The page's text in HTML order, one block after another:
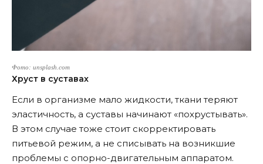
Фото: unsplash.com
Хруст в суставах
Если в организме мало жидкости, ткани теряют
эластичность, а суставы начинают «похрустывать».
В этом случае тоже стоит скорректировать
питьевой режим, а не списывать на возникшие
проблемы с опорно-двигательным аппаратом.